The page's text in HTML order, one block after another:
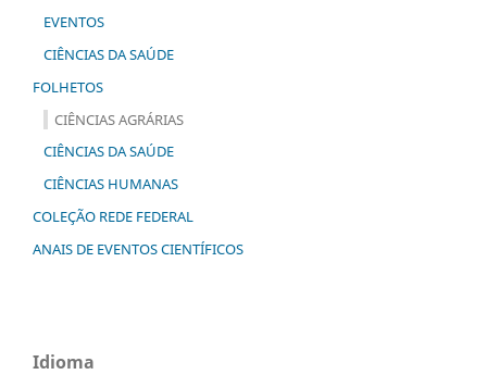
EVENTOS
CIÊNCIAS DA SAÚDE
FOLHETOS
CIÊNCIAS AGRÁRIAS
CIÊNCIAS DA SAÚDE
CIÊNCIAS HUMANAS
COLEÇÃO REDE FEDERAL
ANAIS DE EVENTOS CIENTÍFICOS
Idioma